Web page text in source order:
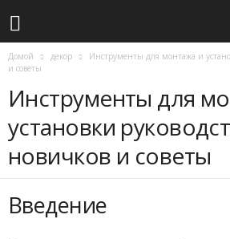
Домой декор
Инструменты для монтажа и
и советы
Инструменты для
установки
новичков и советы
Введение